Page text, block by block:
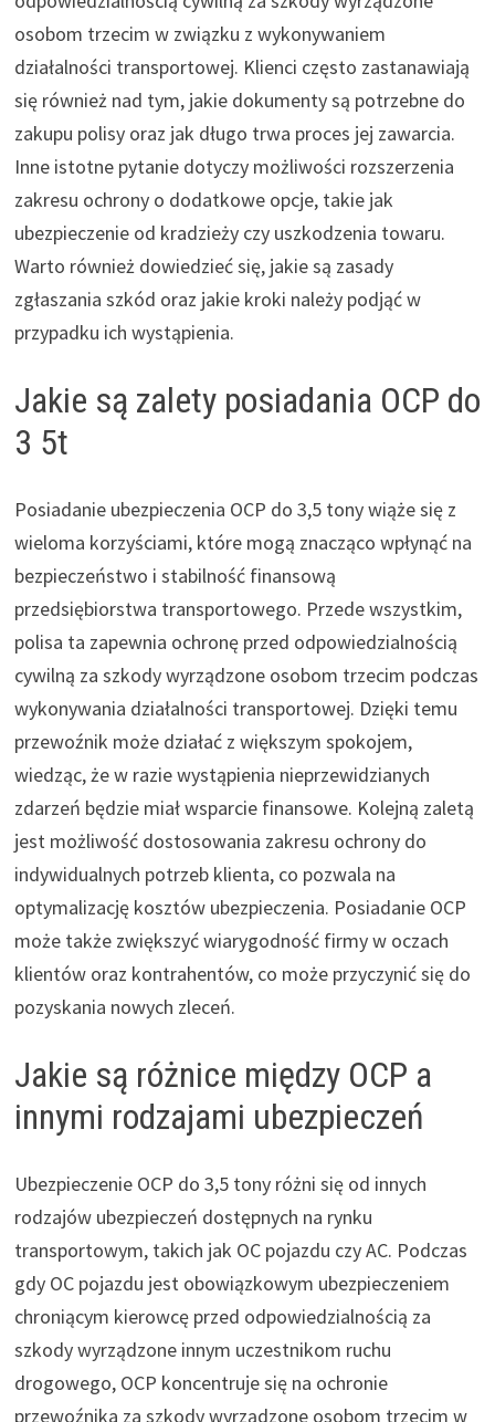
osobom trzecim w związku z wykonywaniem
działalności transportowej. Klienci często zastanawiają
się również nad tym, jakie dokumenty są potrzebne do
zakupu polisy oraz jak długo trwa proces jej zawarcia.
Inne istotne pytanie dotyczy możliwości rozszerzenia
zakresu ochrony o dodatkowe opcje, takie jak
ubezpieczenie od kradzieży czy uszkodzenia towaru.
Warto również dowiedzieć się, jakie są zasady
zgłaszania szkód oraz jakie kroki należy podjąć w
przypadku ich wystąpienia.
Jakie są zalety posiadania OCP do
3 5t
Posiadanie ubezpieczenia OCP do 3,5 tony wiąże się z
wieloma korzyściami, które mogą znacząco wpłynąć na
bezpieczeństwo i stabilność finansową
przedsiębiorstwa transportowego. Przede wszystkim,
polisa ta zapewnia ochronę przed odpowiedzialnością
cywilną za szkody wyrządzone osobom trzecim podczas
wykonywania działalności transportowej. Dzięki temu
przewoźnik może działać z większym spokojem,
wiedząc, że w razie wystąpienia nieprzewidzianych
zdarzeń będzie miał wsparcie finansowe. Kolejną zaletą
jest możliwość dostosowania zakresu ochrony do
indywidualnych potrzeb klienta, co pozwala na
optymalizację kosztów ubezpieczenia. Posiadanie OCP
może także zwiększyć wiarygodność firmy w oczach
klientów oraz kontrahentów, co może przyczynić się do
pozyskania nowych zleceń.
Jakie są różnice między OCP a
innymi rodzajami ubezpieczeń
Ubezpieczenie OCP do 3,5 tony różni się od innych
rodzajów ubezpieczeń dostępnych na rynku
transportowym, takich jak OC pojazdu czy AC. Podczas
gdy OC pojazdu jest obowiązkowym ubezpieczeniem
chroniącym kierowcę przed odpowiedzialnością za
szkody wyrządzone innym uczestnikom ruchu
drogowego, OCP koncentruje się na ochronie
przewoźnika za szkody wyrządzone osobom trzecim w